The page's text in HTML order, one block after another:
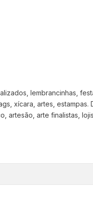
lembrancinhas,
xícara, artes, estampas.
artesão, arte finalistas,